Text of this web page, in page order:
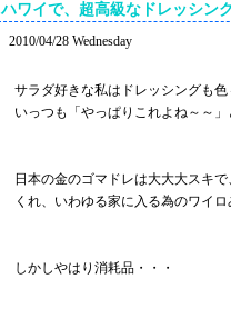
ハワイで、超高級なドレッシン
2010/04/28 Wednesday
サラダ好きな私はドレッシングも色
いっつも「やっぱりこれよね～～
日本の金のゴマドレは大大大スキ
くれ、いわゆる家に入る為のワイ
しかしやはり消耗品・・・